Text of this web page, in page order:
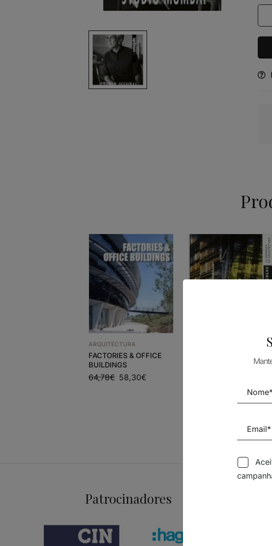
ARQUITECTURA
FACTORIES & OFFICE
BUILDINGS
64,78€ 58,30€
PUBLICO, PRIVADO,
24,80€
Patrocinadores